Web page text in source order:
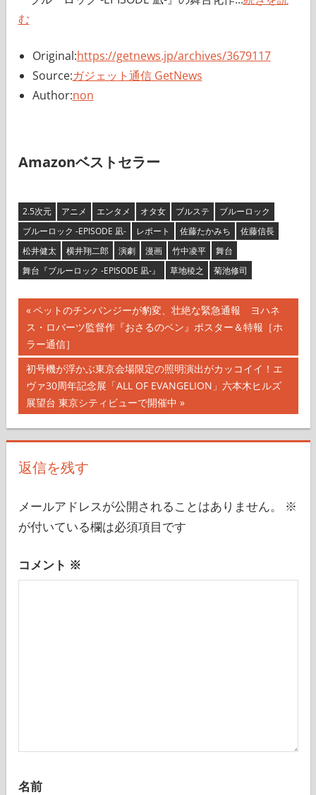
む
Original:https://getnews.jp/archives/3679117
Source:ガジェット通信 GetNews
Author:non
Amazonベストセラー
2.5次元 アニメ エンタメ オタ女 ブルステ
ブルーロック
ブルーロック -EPISODE 凪-
レポート 佐藤たかみち
佐藤信長
松井健太
横井翔二郎 演劇 漫画 竹中凌平
舞台
舞台『ブルーロック -EPISODE 凪-』
草地稜之 菊池修司
投
稿
ナ
ビ
ゲ
ー
シ
ョ
ン
前
の
記
事:
ペットのチンパンジーが豹変、壮絶な緊急通報 ヨハネ
ス・ロバーツ監督作『おさるのベン』ポスター＆特報［ホ
ラー通信］
次
の
記
事:
初号機が浮かぶ東京会場限定の照明演出がカッコイイ！エ
ヴァ30周年記念展「ALL OF EVANGELION」六本木ヒルズ
展望台 東京シティビューで開催中
返信を残す
メールアドレスが公開されることはありません。
※
が付いている欄は必須項目です
コメント ※
名前